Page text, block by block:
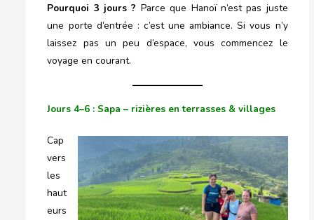
Pourquoi 3 jours ? Parce que Hanoï n’est pas juste
une porte d’entrée : c’est une ambiance. Si vous n’y
laissez pas un peu d’espace, vous commencez le
voyage en courant.
Jours 4–6 : Sapa – rizières en terrasses & villages
Cap
vers
les
haut
eurs